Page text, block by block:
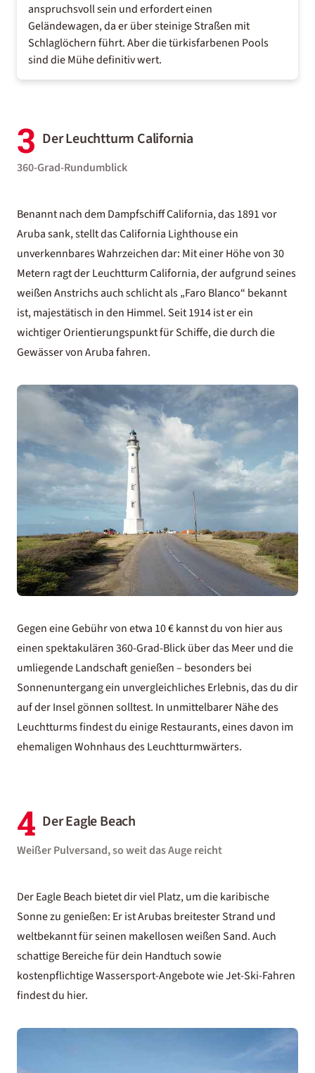
anspruchsvoll sein und erfordert einen
Geländewagen, da er über steinige Straßen mit
Schlaglöchern führt. Aber die türkisfarbenen Pools
sind die Mühe definitiv wert.
3 Der Leuchtturm California
360-Grad-Rundumblick
Benannt nach dem Dampfschiff California, das 1891 vor
Aruba sank, stellt das California Lighthouse ein
unverkennbares Wahrzeichen dar: Mit einer Höhe von 30
Metern ragt der Leuchtturm California, der aufgrund seines
weißen Anstrichs auch schlicht als „Faro Blanco“ bekannt
ist, majestätisch in den Himmel. Seit 1914 ist er ein
wichtiger Orientierungspunkt für Schiffe, die durch die
Gewässer von Aruba fahren.
Gegen eine Gebühr von etwa 10 € kannst du von hier aus
einen spektakulären 360-Grad-Blick über das Meer und die
umliegende Landschaft genießen – besonders bei
Sonnenuntergang ein unvergleichliches Erlebnis, das du dir
auf der Insel gönnen solltest. In unmittelbarer Nähe des
Leuchtturms findest du einige Restaurants, eines davon im
ehemaligen Wohnhaus des Leuchtturmwärters.
4 Der Eagle Beach
Weißer Pulversand, so weit das Auge reicht
Der Eagle Beach bietet dir viel Platz, um die karibische
Sonne zu genießen: Er ist Arubas breitester Strand und
weltbekannt für seinen makellosen weißen Sand. Auch
schattige Bereiche für dein Handtuch sowie
kostenpflichtige Wassersport-Angebote wie Jet-Ski-Fahren
findest du hier.